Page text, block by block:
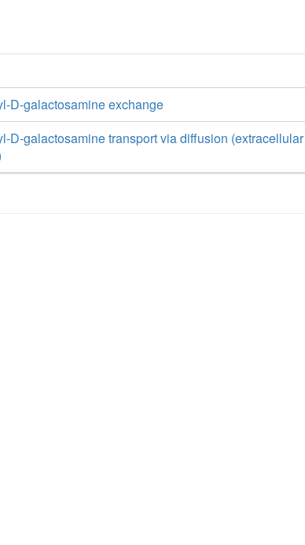
D-galactosamine exchange
D-galactosamine transport via diffusion (extracellular